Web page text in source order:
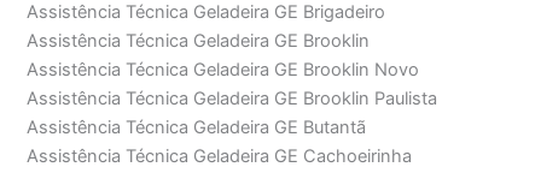
Assistência Técnica Geladeira GE Brigadeiro
Assistência Técnica Geladeira GE Brooklin
Assistência Técnica Geladeira GE Brooklin Novo
Assistência Técnica Geladeira GE Brooklin Paulista
Assistência Técnica Geladeira GE Butantã
Assistência Técnica Geladeira GE Cachoeirinha